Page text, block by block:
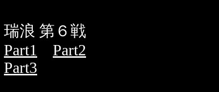
瑞浪 第６戦
Part1
Part2
Part3